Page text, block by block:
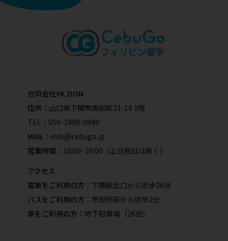
合同会社YK ZION
住所： 山口県下関市南部町21-19 1階
TEL： 050-1809-0949
MAIL： info@cebugo.jp
営業時間： 10:00~20:00（土日祝日は除く）
アクセス
電車をご利用の方： 下関駅北口から徒歩26分
バスをご利用の方： 市役所前から徒歩2分
車をご利用の方： 地下駐車場（26台）